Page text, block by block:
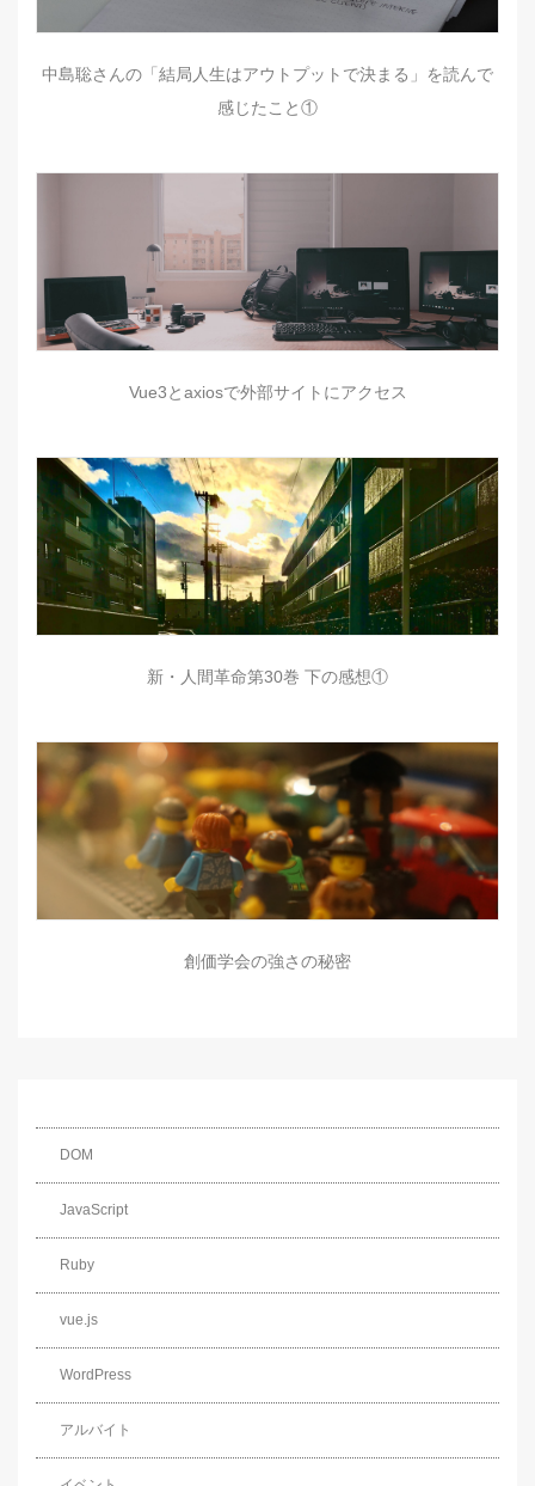
中島聡さんの「結局人生はアウトプットで決まる」を読んで
感じたこと①
Vue3とaxiosで外部サイトにアクセス
新・人間革命第30巻 下の感想①
創価学会の強さの秘密
DOM
JavaScript
Ruby
vue.js
WordPress
アルバイト